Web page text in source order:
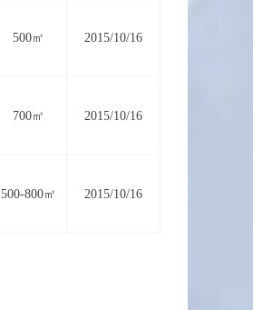
500㎡ 2015/10/16
700㎡ 2015/10/16
500-800㎡ 2015/10/16